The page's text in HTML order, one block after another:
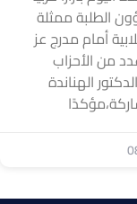
الطلبة ممثلة
أمام مدرج عز
من الأحزاب
الهناندة